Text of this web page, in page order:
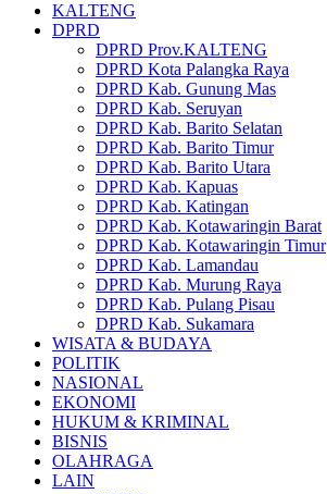
KALTENG
DPRD
DPRD Prov.KALTENG
DPRD Kota Palangka Raya
DPRD Kab. Gunung Mas
DPRD Kab. Seruyan
DPRD Kab. Barito Selatan
DPRD Kab. Barito Timur
DPRD Kab. Barito Utara
DPRD Kab. Kapuas
DPRD Kab. Katingan
DPRD Kab. Kotawaringin Barat
DPRD Kab. Kotawaringin Timur
DPRD Kab. Lamandau
DPRD Kab. Murung Raya
DPRD Kab. Pulang Pisau
DPRD Kab. Sukamara
WISATA & BUDAYA
POLITIK
NASIONAL
EKONOMI
HUKUM & KRIMINAL
BISNIS
OLAHRAGA
LAIN